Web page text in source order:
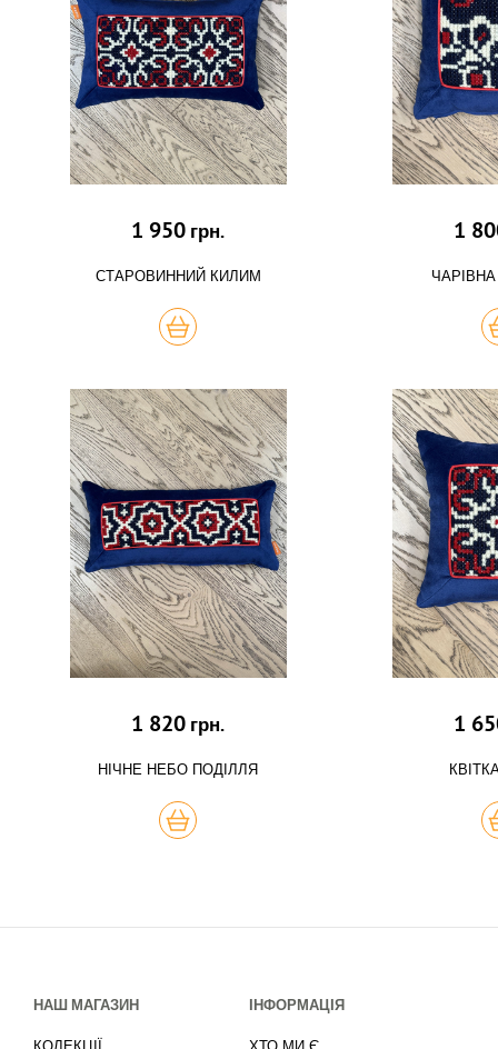
1 950 грн.
СТАРОВИННИЙ КИЛИМ
КУПИТЬ
1
1 820 грн.
НІЧНЕ НЕБО ПОДІЛЛЯ
КУПИТЬ
1
НАШ МАГАЗИН ІНФОРМАЦІЯ